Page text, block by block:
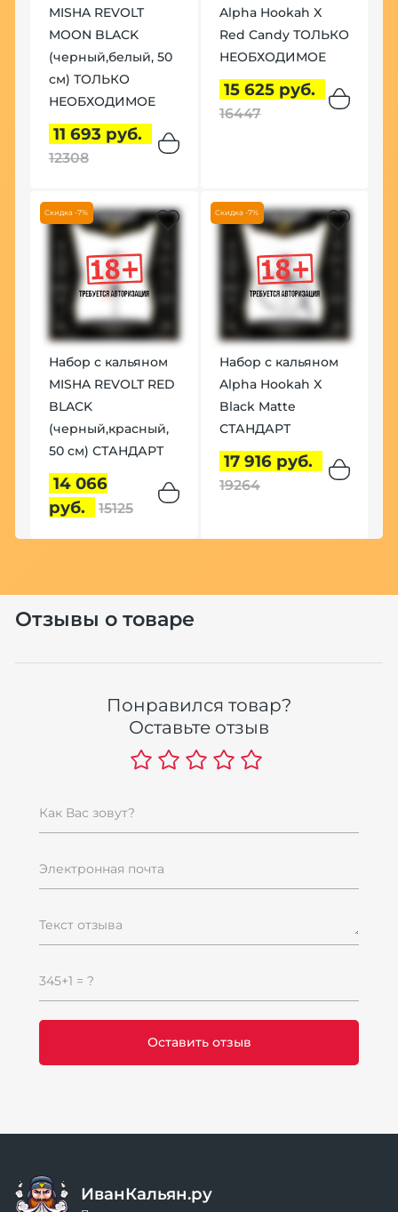
MISHA REVOLT
MOON BLACK
(черный,белый, 50
см) ТОЛЬКО
НЕОБХОДИМОЕ
11 693 руб.
12308
Alpha Hookah X
Red Candy ТОЛЬКО
НЕОБХОДИМОЕ
15 625 руб.
16447
Скидка -7%
Набор с кальяном
MISHA REVOLT RED
BLACK
(черный,красный,
50 см) СТАНДАРТ
14 066
руб.
15125
Скидка -7%
Набор с кальяном
Alpha Hookah X
Black Matte
СТАНДАРТ
17 916 руб.
19264
Отзывы о товаре
Понравился товар?
Оставьте отзыв
Как Вас зовут?
Электронная почта
Текст отзыва
345+1 = ?
ИванКальян.ру